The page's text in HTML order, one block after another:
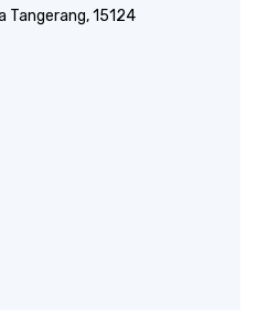
Tangerang, 15124